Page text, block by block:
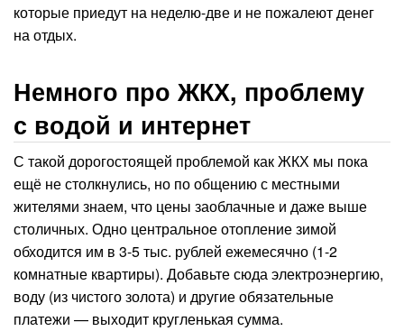
которые приедут на неделю-две и не пожалеют денег
на отдых.
Немного про ЖКХ, проблему
с водой и интернет
С такой дорогостоящей проблемой как ЖКХ мы пока
ещё не столкнулись, но по общению с местными
жителями знаем, что цены заоблачные и даже выше
столичных. Одно центральное отопление зимой
обходится им в 3-5 тыс. рублей ежемесячно (1-2
комнатные квартиры). Добавьте сюда электроэнергию,
воду (из чистого золота) и другие обязательные
платежи — выходит кругленькая сумма.